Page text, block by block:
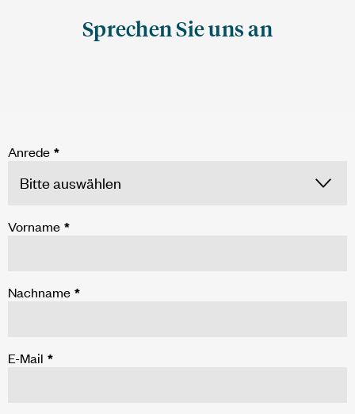
Sprechen Sie uns an
Anrede *
Vorname *
Nachname *
E-Mail *